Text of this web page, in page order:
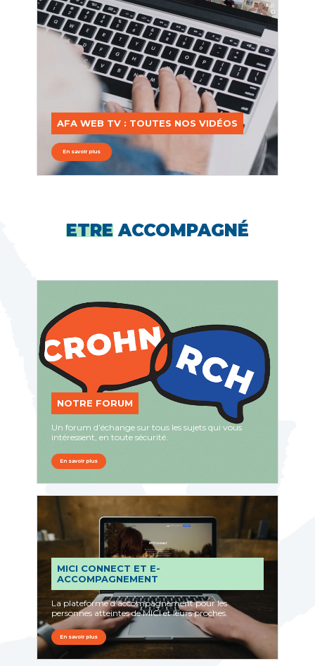
AFA WEB TV : TOUTES NOS VIDÉOS
En savoir plus
ETREACCOMPAGNÉ
NOTRE FORUM
Un forum d’échange sur tous les sujets qui vous
intéressent, en toute sécurité.
En savoir plus
MICI CONNECT ET E-
ACCOMPAGNEMENT
La plateforme d’accompagnement pour les
personnes atteintes de MICI et leurs proches.
En savoir plus